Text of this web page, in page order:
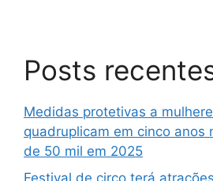
Posts
Medidas protetivas a
quadruplicam em cinco anos
de 50 mil em 2025
Festival de circo terá